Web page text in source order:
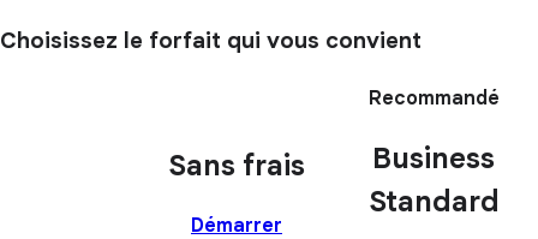
Choisissez le forfait qui vous convient
Sans frais
Démarrer
Recommandé
Business
Standard